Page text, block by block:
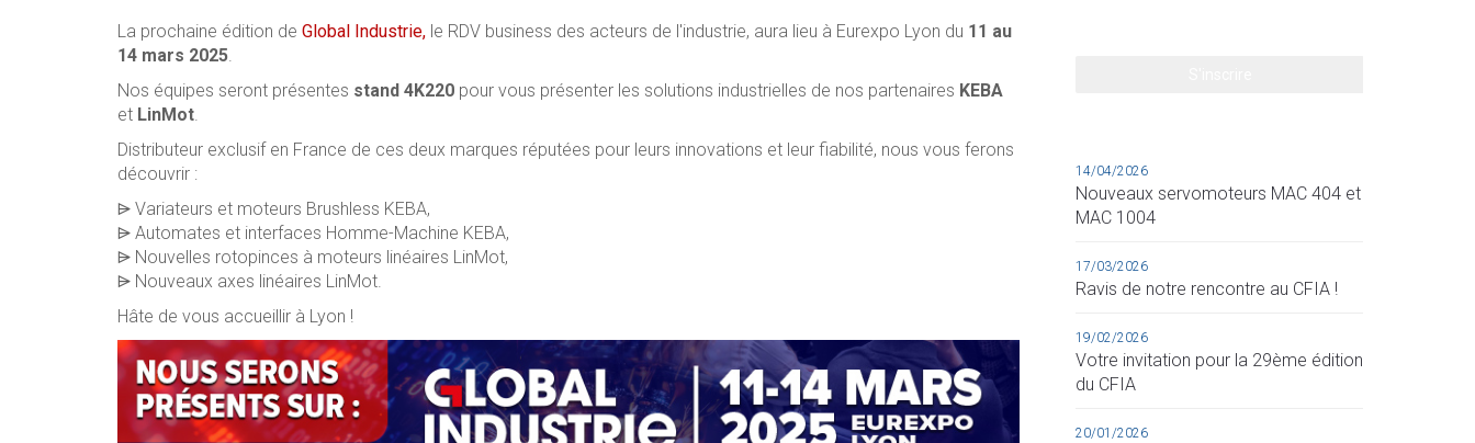
La prochaine édition de Global Industrie, le RDV business des acteurs de l'industrie, aura lieu à Eurexpo Lyon du 11 au
14 mars 2025.
Nos équipes seront présentes stand 4K220 pour vous présenter les solutions industrielles de nos partenaires KEBA
et LinMot.
Distributeur exclusif en France de ces deux marques réputées pour leurs innovations et leur fiabilité, nous vous ferons
découvrir :
⩥ Variateurs et moteurs Brushless KEBA,
⩥ A​​​utomates et interfaces Homme-Machine KEBA,
⩥ Nouvelles rotopinces à moteurs linéaires LinMot,
⩥ Nouveaux axes linéaires LinMot.
Hâte de vous accueillir à Lyon !
14/04/2026
Nouveaux servomoteurs MAC 404 et
MAC 1004
17/03/2026
Ravis de notre rencontre au CFIA !
19/02/2026
Votre invitation pour la 29ème édition
du CFIA
20/01/2026